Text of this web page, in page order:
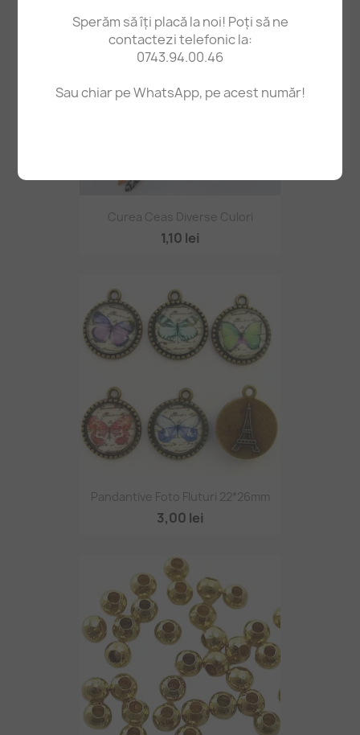
Sperăm să îți placă la noi! Poți să ne
contactezi telefonic la:
0743.94.00.46
Sau chiar pe WhatsApp, pe acest număr!
Curea Ceas Diverse Culori
1,10 lei
Pandantive Foto Fluturi 22*26mm
3,00 lei